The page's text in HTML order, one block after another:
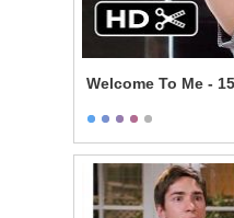
Welcome To Me -